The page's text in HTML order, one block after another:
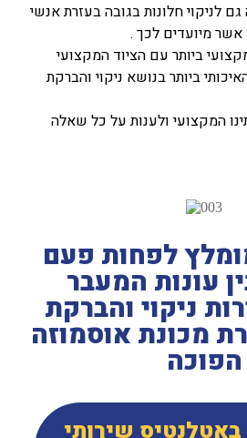
לניקוי חלונות בגובה בעזרת אנשי
אשר מיועדים לכך .
ביותר עם הציוד המקצועי
ביותר בנושא ניקוי והברקת
המקצועי ולענות על כל שאלה
לפחות פעם
עונות המעבר
ניקוי והברקת
מכונת אוסמוזה
הפוכה
שירותי